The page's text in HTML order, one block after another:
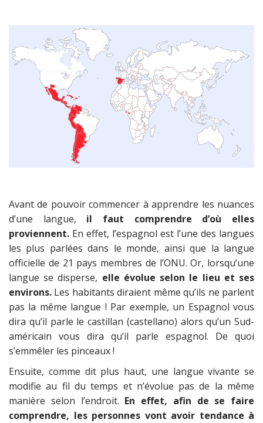
Avant de pouvoir commencer à apprendre les nuances
d’une langue, il faut comprendre d’où elles
proviennent. En effet, l’espagnol est l’une des langues
les plus parlées dans le monde, ainsi que la langue
officielle de 21 pays membres de l’ONU. Or, lorsqu’une
langue se disperse, elle évolue selon le lieu et ses
environs. Les habitants diraient même qu’ils ne parlent
pas la même langue ! Par exemple, un Espagnol vous
dira qu’il parle le castillan (castellano) alors qu’un Sud-
américain vous dira qu’il parle espagnol. De quoi
s’emmêler les pinceaux !
Ensuite, comme dit plus haut, une langue vivante se
modifie au fil du temps et n’évolue pas de la même
manière selon l’endroit. En effet, afin de se faire
comprendre, les personnes vont avoir tendance à